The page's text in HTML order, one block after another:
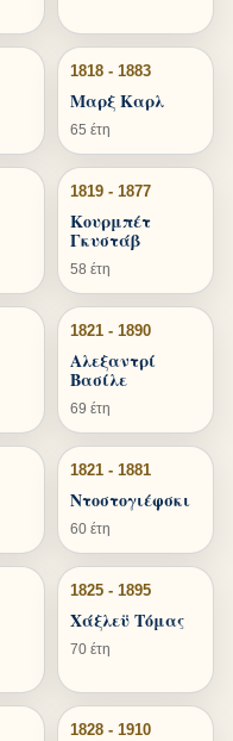
1818 - 1883
Μαρξ Καρλ
65 έτη
1819 - 1877
Κουρμπέτ
Γκυστάβ
58 έτη
1821 - 1890
Αλεξαντρί
Βασίλε
69 έτη
1821 - 1881
Ντοστογιέφσκι
60 έτη
1825 - 1895
Χάξλεϋ Τόμας
70 έτη
1828 - 1910